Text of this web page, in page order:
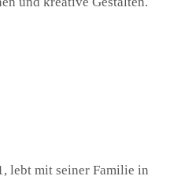
lebt mit seiner Familie in